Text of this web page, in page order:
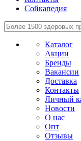
Сойкапедия
Каталог
Акции
Бренды
Вакансии
Доставка
Контакты
Личный
Новости
О нас
Опт
Отзывы